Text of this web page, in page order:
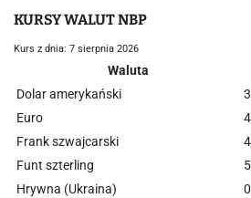
KURSY WALUT NBP
Kurs z dnia: 7 sierpnia 2026
Waluta
Dolar amerykański
Euro
Frank szwajcarski
Funt szterling
Hrywna (Ukraina)